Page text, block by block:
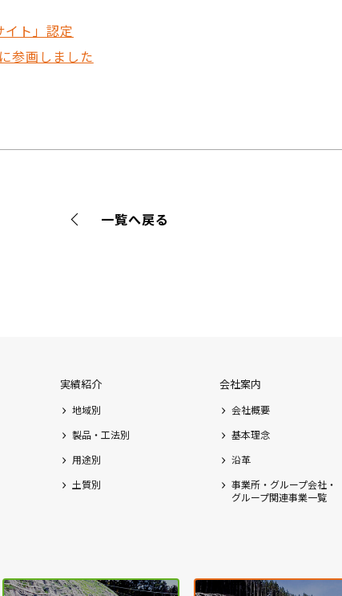
イト」認定
参画しました
一覧へ戻る
実績紹介
地域別
製品・工法別
用途別
土質別
会社案内
会社概要
基本理念
沿革
事業所・グループ会社・
グループ関連事業一覧